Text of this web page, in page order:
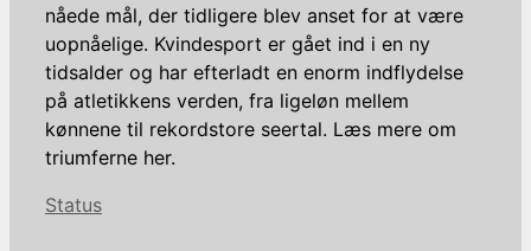
nåede mål, der tidligere blev anset for at være
uopnåelige. Kvindesport er gået ind i en ny
tidsalder og har efterladt en enorm indflydelse
på atletikkens verden, fra ligeløn mellem
kønnene til rekordstore seertal. Læs mere om
triumferne her.
Kategorier
Status